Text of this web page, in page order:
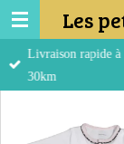
Passer
au
contenu
Les
Livraison rapide à
30km